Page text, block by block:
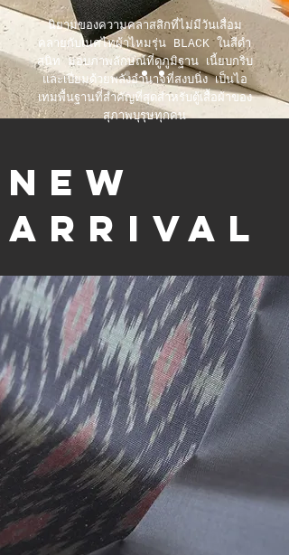
นิยามของความคลาสสิกที่ไม่มีวันเสื่อม
คลายกับเนคไทผ้าไหมรุ่น BLACK ในสีดำ
สนิท มอบภาพลักษณ์ที่ดูภูมิฐาน เนี้ยบกริบ
และเปี่ยมด้วยพลังอำนาจที่สงบนิ่ง เป็นไอ
เทมพื้นฐานที่สำคัญที่สุดสำหรับตู้เสื้อผ้าของ
สุภาพบุรุษทุกคน
NEW
ARRIVAL